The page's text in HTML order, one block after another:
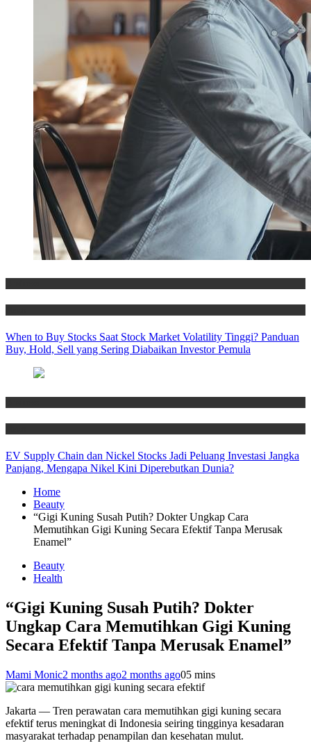
When to Buy Stocks Saat Stock Market Volatility Tinggi? Panduan
Buy, Hold, Sell yang Sering Diabaikan Investor Pemula
EV Supply Chain dan Nickel Stocks Jadi Peluang Investasi Jangka
Panjang, Mengapa Nikel Kini Diperebutkan Dunia?
Home
Beauty
“Gigi Kuning Susah Putih? Dokter Ungkap Cara
Memutihkan Gigi Kuning Secara Efektif Tanpa Merusak
Enamel”
Beauty
Health
“Gigi Kuning Susah Putih? Dokter
Ungkap Cara Memutihkan Gigi Kuning
Secara Efektif Tanpa Merusak Enamel”
Mami Monic2 months ago2 months ago05 mins
Jakarta — Tren perawatan cara memutihkan gigi kuning secara
efektif terus meningkat di Indonesia seiring tingginya kesadaran
masyarakat terhadap penampilan dan kesehatan mulut.